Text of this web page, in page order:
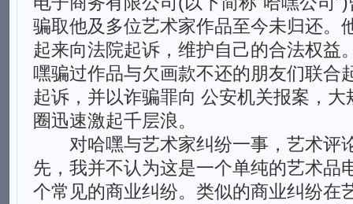
骗取他及多位艺术家作品至今未归还。
起来向法院起诉，维护自己的合法权益
嘿骗过作品与欠画款不还的朋友们联合
起诉，并以诈骗罪向 公安机关报案，
圈迅速激起千层浪。
对哈嘿与艺术家纠纷一事，艺术评
先，我并不认为这是一个单纯的艺术品
个常见的商业纠纷。类似的商业纠纷在